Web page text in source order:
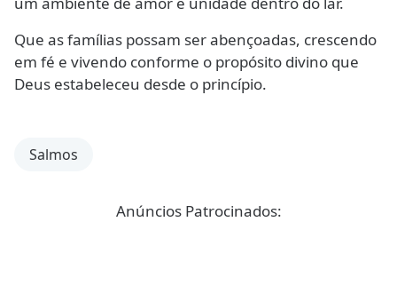
Que as famílias possam ser abençoadas, crescendo
em fé e vivendo conforme o propósito divino que
Deus estabeleceu desde o princípio.
Salmos
Anúncios Patrocinados: